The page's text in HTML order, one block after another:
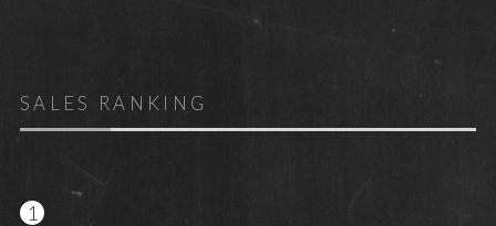
SALES RANKING